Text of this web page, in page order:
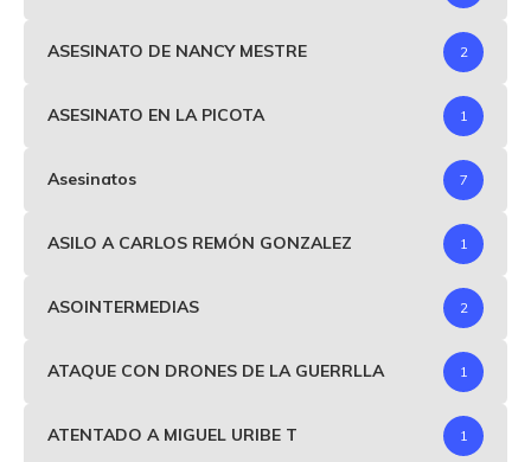
ASESINATO DE NANCY MESTRE 2
ASESINATO EN LA PICOTA 1
Asesinatos 7
ASILO A CARLOS REMÓN GONZALEZ 1
ASOINTERMEDIAS 2
ATAQUE CON DRONES DE LA GUERRLLA 1
ATENTADO A MIGUEL URIBE T 1